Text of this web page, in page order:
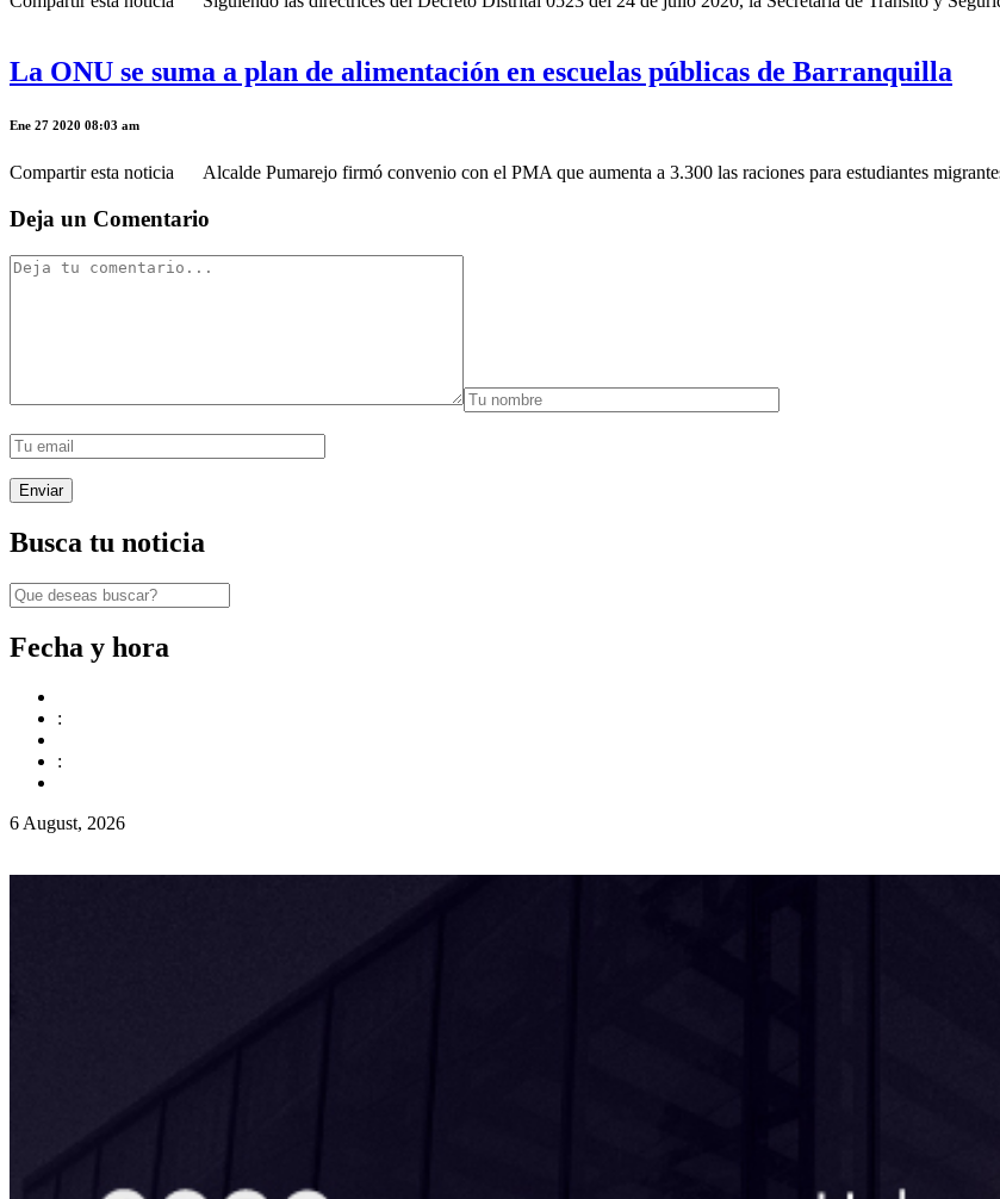
La ONU se suma a plan de alimentación en escuelas públicas de Barranquilla
Ene 27 2020 08:03 am
Compartir esta noticia Alcalde Pumarejo firmó convenio con el PMA que aumenta a 3.300 las raciones para estudiantes
Deja un Comentario
Busca tu noticia
Fecha y hora
:
:
6 August, 2026